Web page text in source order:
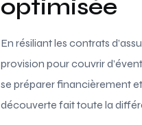
optimisée
En résiliant les contrats
provision pour couvrir
se préparer financièrement
découverte fait toute la